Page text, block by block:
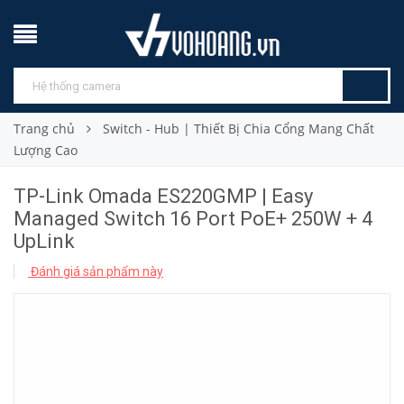
Trang chủ
Switch - Hub | Thiết Bị Chia Cổng Mang Chất
Lượng Cao
TP-Link Omada ES220GMP | Easy
Managed Switch 16 Port PoE+ 250W + 4
UpLink
Đánh giá sản phẩm này